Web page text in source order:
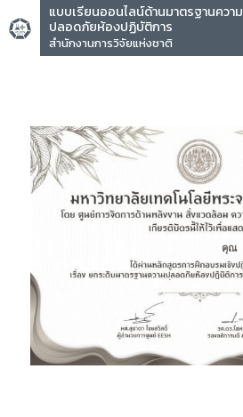
แบบเรียนออนไลน์ด้านมาตรฐานความ
ปลอดภัยห้องปฏิบัติการ
สำนักงานการวิจัยแห่งชาติ
คุณ